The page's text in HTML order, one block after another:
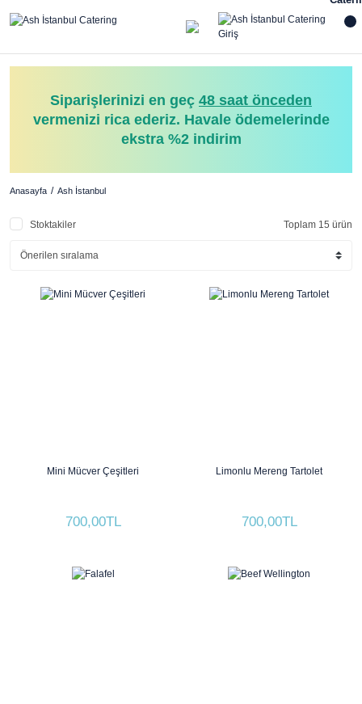
Siparişlerinizi en geç 48 saat önceden
vermenizi rica ederiz. Havale ödemelerinde
ekstra %2 indirim
Anasayfa Ash İstanbul
Stoktakiler Toplam 15 ürün
Mini Mücver Çeşitleri
700,00TL
Limonlu Mereng Tartolet
700,00TL